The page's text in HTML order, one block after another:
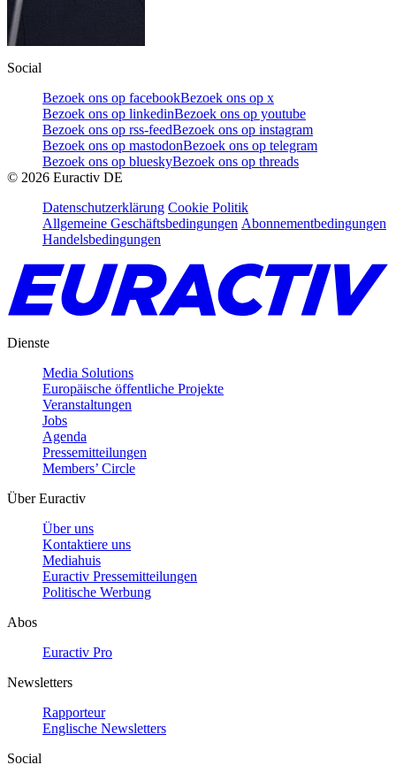
Social
Bezoek ons op facebookBezoek ons op x
Bezoek ons op linkedinBezoek ons op youtube
Bezoek ons op rss-feedBezoek ons op instagram
Bezoek ons op mastodonBezoek ons op telegram
Bezoek ons op blueskyBezoek ons op threads
© 2026 Euractiv DE
Datenschutzerklärung Cookie Politik
Allgemeine Geschäftsbedingungen Abonnementbedingungen
Handelsbedingungen
Dienste
Media Solutions
Europäische öffentliche Projekte
Veranstaltungen
Jobs
Agenda
Pressemitteilungen
Members’ Circle
Über Euractiv
Über uns
Kontaktiere uns
Mediahuis
Euractiv Pressemitteilungen
Politische Werbung
Abos
Euractiv Pro
Newsletters
Rapporteur
Englische Newsletters
Social